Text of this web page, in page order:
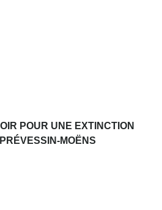
POUR UNE EXTINCTION
MOËNS